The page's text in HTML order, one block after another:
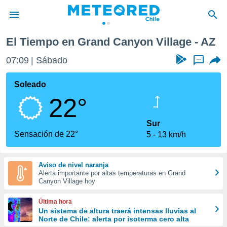
de
por
que se
calidad.
a este
las
y
forma
digital
basada
El Tiempo en Grand Canyon Village - AZ
07:09 Sábado ...
Soleado
22°
Sensación de 22°
Sur
5
13 km/h
Aviso de nivel naranja
Alerta importante por altas temperaturas en Grand
Canyon Village hoy
Última hora
Un sistema de altura traerá intensas lluvias al
Norte de Chile: alerta por isoterma cero alta